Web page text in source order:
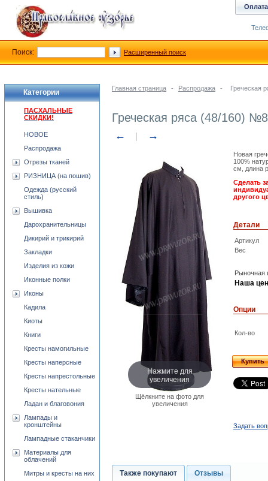
Главная страница - Распродажа - Греческая
Греческая ряса (48/160)
← →
Нажмите для
увеличения
Щёлкните на фото для
увеличения
Новая
100%
см, длина
Сделать
другого
Детали
Артикул
Вес
Рыночная
Наша
Опции
Кол-во
Купить
Задать
Также покупают Отзывы
Категории
ПАСХАЛЬНЫЕ
СКИДКИ!
НОВОЕ
Распродажа
Отрезы тканей
РИЗНИЦА (на пошив)
Одежда (русский
стиль)
Вышивка
Дарохранительницы
Дикирий и трикирий
Закладки
Изделия из кожи
Иконные полки
Иконы
Кадила
Киоты
Книги
Кресты намогильные
Кресты наперсные
Кресты напрестольные
Кресты нательные
Ладан и благовония
Лампады и
кронштейны
Лампадные стаканчики
Материалы для
облачений
Митры и кресты на них
Оплата
Поиск: Расширенный поиск